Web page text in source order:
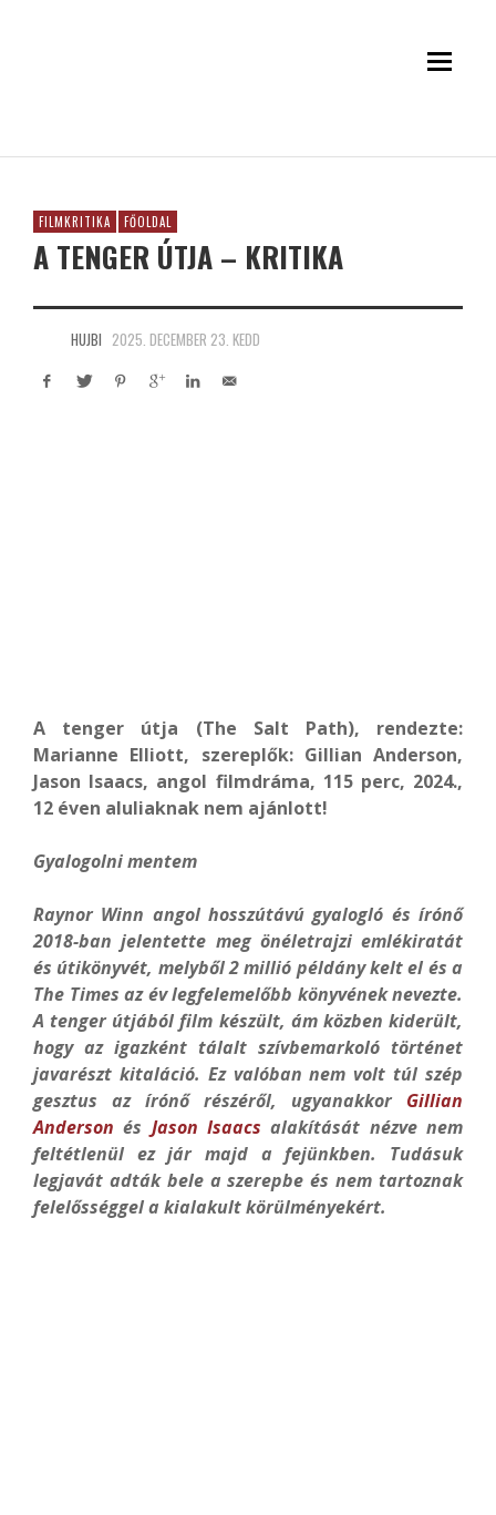
FILMKRITIKA FŐOLDAL
A TENGER ÚTJA – KRITIKA
HUJBI 2025. DECEMBER 23. KEDD
A tenger útja (The Salt Path), rendezte:
Marianne Elliott, szereplők: Gillian Anderson,
Jason Isaacs, angol filmdráma, 115 perc, 2024.,
12 éven aluliaknak nem ajánlott!
Gyalogolni mentem
Raynor Winn angol hosszútávú gyalogló és írónő
2018-ban jelentette meg önéletrajzi emlékiratát
és útikönyvét, melyből 2 millió példány kelt el és a
The Times az év legfelemelőbb könyvének nevezte.
A tenger útjából film készült, ám közben kiderült,
hogy az igazként tálalt szívbemarkoló történet
javarészt kitaláció. Ez valóban nem volt túl szép
gesztus az írónő részéről, ugyanakkor Gillian
Anderson és Jason Isaacs alakítását nézve nem
feltétlenül ez jár majd a fejünkben. Tudásuk
legjavát adták bele a szerepbe és nem tartoznak
felelősséggel a kialakult körülményekért.